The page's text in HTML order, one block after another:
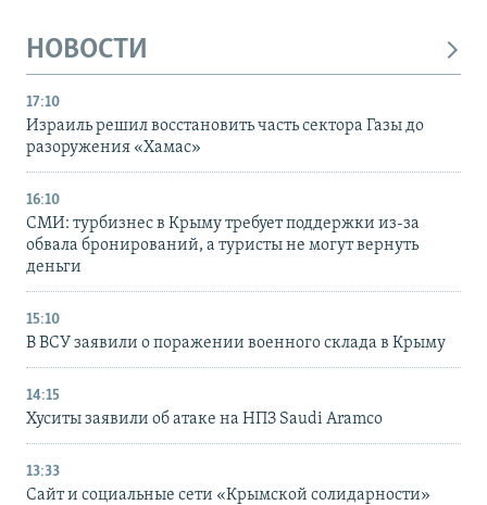
НОВОСТИ
17:10
Израиль решил восстановить часть сектора Газы до
разоружения «Хамас»
16:10
СМИ: турбизнес в Крыму требует поддержки из-за
обвала бронирований, а туристы не могут вернуть
деньги
15:10
В ВСУ заявили о поражении военного склада в Крыму
14:15
Хуситы заявили об атаке на НПЗ Saudi Aramco
13:33
Сайт и социальные сети «Крымской солидарности»